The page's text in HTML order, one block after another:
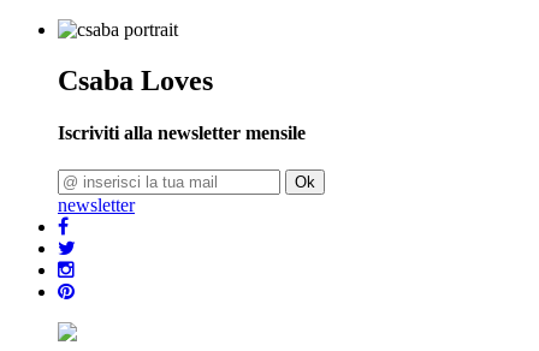
Csaba Loves
Iscriviti alla newsletter mensile
Ok
newsletter